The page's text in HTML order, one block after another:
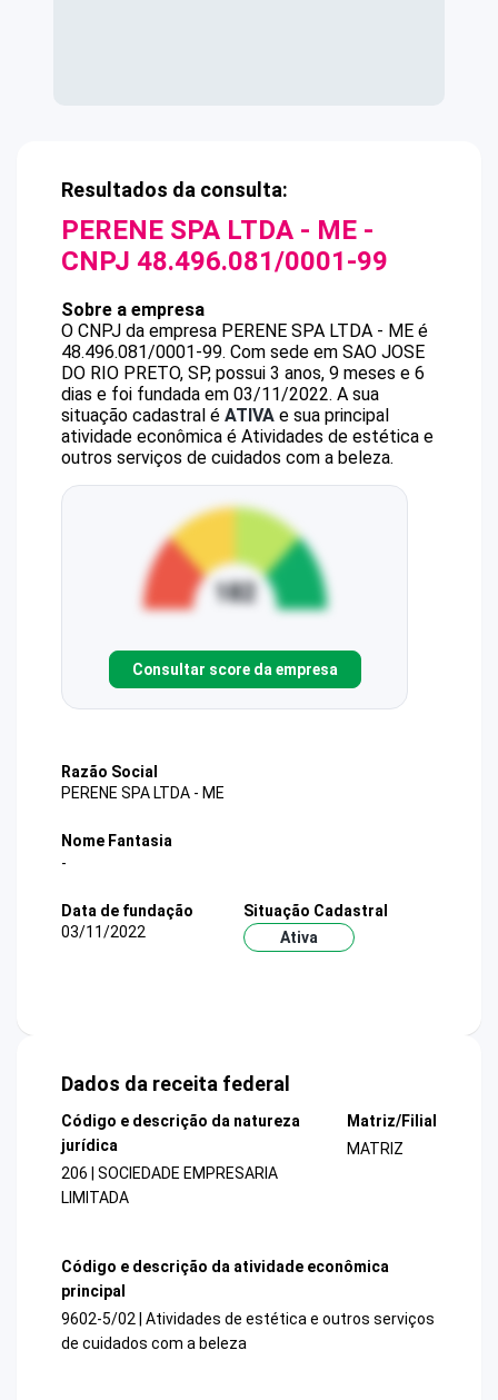
Resultados da consulta:
PERENE SPA LTDA - ME -
CNPJ 48.496.081/0001-99
Sobre a empresa
O CNPJ da empresa PERENE SPA LTDA - ME é
48.496.081/0001-99. Com sede em SAO JOSE
DO RIO PRETO, SP, possui 3 anos, 9 meses e 6
dias e foi fundada em 03/11/2022. A sua
situação cadastral é ATIVA e sua principal
atividade econômica é Atividades de estética e
outros serviços de cuidados com a beleza.
Consultar score da empresa
Razão Social
PERENE SPA LTDA - ME
Nome Fantasia
-
Data de fundação
03/11/2022
Situação Cadastral
Ativa
Dados da receita federal
Código e descrição da natureza
jurídica
206 | SOCIEDADE EMPRESARIA
LIMITADA
Matriz/Filial
MATRIZ
Código e descrição da atividade econômica
principal
9602-5/02 | Atividades de estética e outros serviços
de cuidados com a beleza